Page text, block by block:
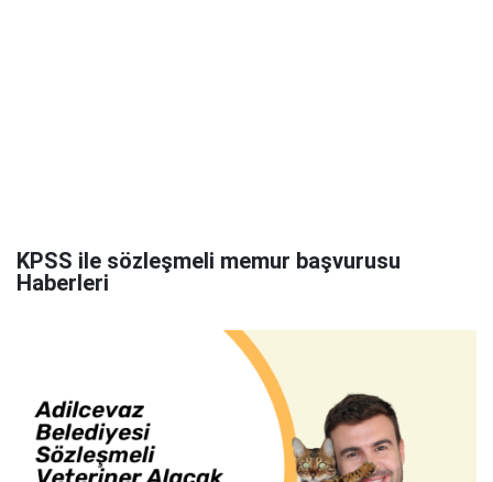
KPSS ile sözleşmeli memur başvurusu
Haberleri